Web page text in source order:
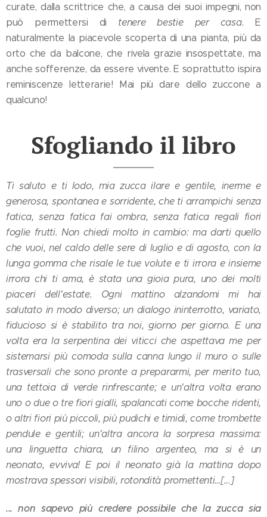
curate, dalla scrittrice che, a causa dei suoi impegni, non
può permettersi di tenere bestie per casa. E
naturalmente la piacevole scoperta di una pianta, più da
orto che da balcone, che rivela grazie insospettate, ma
anche sofferenze, da essere vivente. E soprattutto ispira
reminiscenze letterarie! Mai più dare dello zuccone a
qualcuno!
Sfogliando il libro
Ti saluto e ti lodo, mia zucca ilare e gentile, inerme e
generosa, spontanea e sorridente, che ti arrampichi senza
fatica, senza fatica fai ombra, senza fatica regali fiori
foglie frutti. Non chiedi molto in cambio: ma darti quello
che vuoi, nel caldo delle sere di luglio e di agosto, con la
lunga gomma che risale le tue volute e ti irrora e insieme
irrora chi ti ama, è stata una gioia pura, uno dei molti
piaceri dell'estate. Ogni mattino alzandomi mi hai
salutato in modo diverso; un dialogo ininterrotto, variato,
fiducioso si è stabilito tra noi, giorno per giorno. E una
volta era la serpentina dei viticci che aspettava me per
sistemarsi più comoda sulla canna lungo il muro o sulle
trasversali che sono pronte a prepararmi, per merito tuo,
una tettoia di verde rinfrescante; e un'altra volta erano
uno o due o tre fiori gialli, spalancati come bocche ridenti,
o altri fiori più piccoli, più pudichi e timidi, come trombette
pendule e gentili; un'altra ancora la sorpresa massima:
una linguetta chiara, un filino argenteo, ma si è un
neonato, evviva! E poi il neonato già la mattina dopo
mostrava spessori visibili, rotondità promettenti…[...]
... non sapevo più credere possibile che la zucca sia